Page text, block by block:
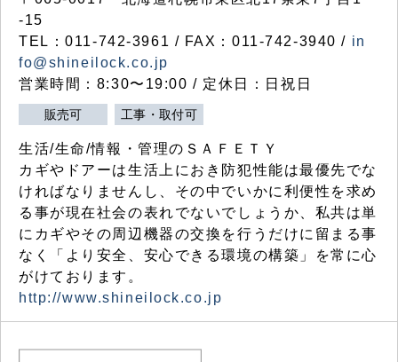
-15
TEL：011-742-3961 / FAX：011-742-3940 / in
fo@shineilock.co.jp
営業時間：8:30〜19:00 / 定休日：日祝日
販売可 工事・取付可
生活/生命/情報・管理のＳＡＦＥＴＹ
カギやドアーは生活上におき防犯性能は最優先でな
ければなりませんし、その中でいかに利便性を求め
る事が現在社会の表れでないでしょうか、私共は単
にカギやその周辺機器の交換を行うだけに留まる事
なく「より安全、安心できる環境の構築」を常に心
がけております。
http://www.shineilock.co.jp